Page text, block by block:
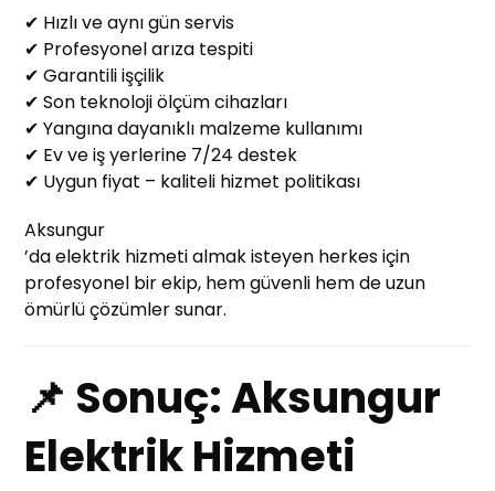
✔ Hızlı ve aynı gün servis
✔ Profesyonel arıza tespiti
✔ Garantili işçilik
✔ Son teknoloji ölçüm cihazları
✔ Yangına dayanıklı malzeme kullanımı
✔ Ev ve iş yerlerine 7/24 destek
✔ Uygun fiyat – kaliteli hizmet politikası
Aksungur
’da elektrik hizmeti almak isteyen herkes için
profesyonel bir ekip, hem güvenli hem de uzun
ömürlü çözümler sunar.
📌 Sonuç: Aksungur
Elektrik Hizmeti